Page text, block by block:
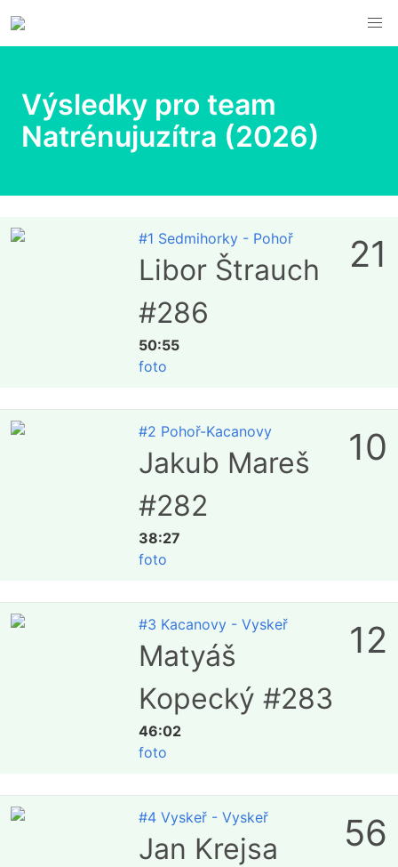
Výsledky pro team
Natrénujuzítra (2026)
#1 Sedmihorky - Pohoř
Libor Štrauch
#286
50:55
foto
21
#2 Pohoř-Kacanovy
Jakub Mareš
#282
38:27
foto
10
#3 Kacanovy - Vyskeř
Matyáš
Kopecký #283
46:02
foto
12
#4 Vyskeř - Vyskeř
Jan Krejsa
56